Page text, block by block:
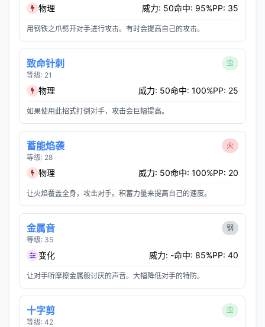
物理 威力: 50命中: 95%PP: 35
用钢铁之爪劈开对手进行攻击。有时会提高自己的攻击。
致命针刺
等级: 21
虫
物理 威力: 50命中: 100%PP: 25
如果使用此招式打倒对手，攻击会巨幅提高。
蓄能焰袭
等级: 28
火
物理 威力: 50命中: 100%PP: 20
让火焰覆盖全身，攻击对手。积蓄力量来提高自己的速度。
金属音
等级: 35
钢
变化 威力: -命中: 85%PP: 40
让对手听摩擦金属般讨厌的声音。大幅降低对手的特防。
十字剪
等级: 42
虫